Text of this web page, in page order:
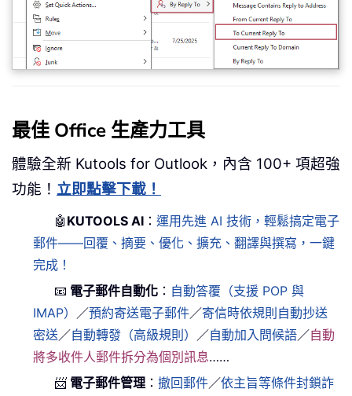
最佳 Office 生產力工具
體驗全新 Kutools for Outlook，內含 100+ 項超強
功能！ 立即點擊下載！
🤖 KUTOOLS AI ：運用先進 AI 技術，輕鬆搞定電子
郵件——回覆、摘要、優化、擴充、翻譯與撰寫，一鍵
完成！
📧 電子郵件自動化 ： 自動答覆（支援 POP 與
IMAP） ／預約寄送電子郵件／寄信時依規則自動抄送
密送／自動轉發（高級規則） ／自動加入問候語／自動
將多收件人郵件拆分為個別訊息……
📨 電子郵件管理 ：撤回郵件／依主旨等條件封鎖詐